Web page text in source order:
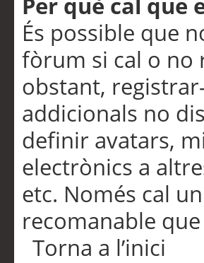
És possible que
fòrum si cal o no
obstant,
addicionals no
definir avatars,
electrònics a
etc. Només cal
recomanable
Torna a l’inici